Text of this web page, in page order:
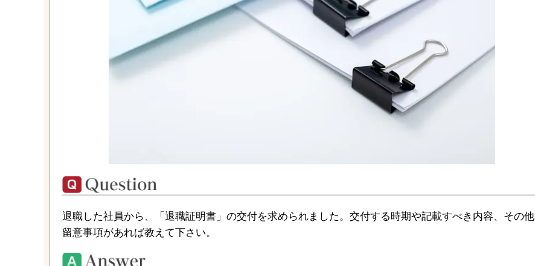
退職した社員から、「退職証明書」の交付を求められました。交付する時期や記載すべき内容、その他
留意事項があれば教えて下さい。